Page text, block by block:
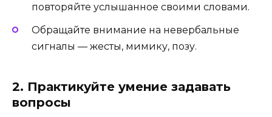
повторяйте услышанное своими словами.
Обращайте внимание на невербальные
сигналы — жесты, мимику, позу.
2. Практикуйте умение задавать
вопросы